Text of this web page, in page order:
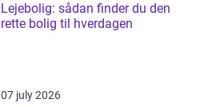
Lejebolig: sådan finder du den
rette bolig til hverdagen
07 july 2026